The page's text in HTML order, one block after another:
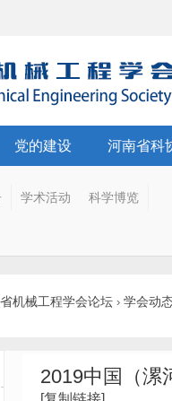
党的建设 河南省科
学术活动
科学博览
机械工程学会论坛 › 学会动
2019中国（漯